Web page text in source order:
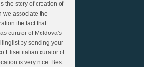
the story of creation of
we associate the
the fact that
curator of Moldova's
by sending your
Elisei italian curator of
is very nice. Best